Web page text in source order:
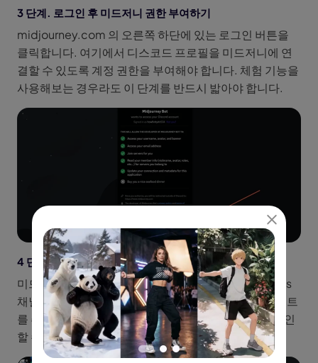
3 단계. 로그인 후 미드저니 권한 부여하기
midjourney.com 의 오른쪽 하단에 있는 로그인 버튼을
클릭합니다. 여기에서 디스코드 프로필을 미드저니에 연
결할 수 있도록 계정 권한을 부여해야 합니다. 체험 기능을
사용해보는 경우라도 이 단계를 반드시 밟아야 합니다.
4 단계. 뉴비 채널에서 만들기 시작하기
미드저니 디스코드 서버의 왼쪽 사이드바에서 Newbies
채널을 찾습니다. /imagine 명령어 뒤에 텍스트 프롬프트
를 추가합니다. 곧 채널에서 AI가 생성한 이미지들을 확인
할 수 있습니다.